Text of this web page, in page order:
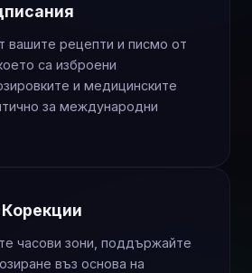
вашите рецепти и писмо от
са изброени
и медицинските
за международни
часови зони, поддържайте
въз основа на